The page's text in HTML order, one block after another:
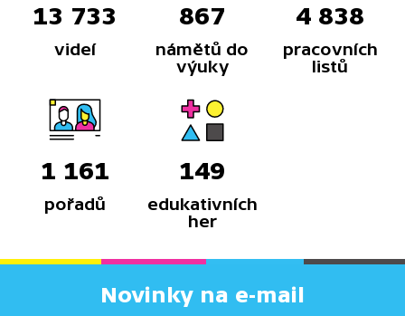
13 733
videí
867
námětů do
výuky
4 838
pracovních
listů
1 161
pořadů
149
edukativních
her
Novinky na e-mail